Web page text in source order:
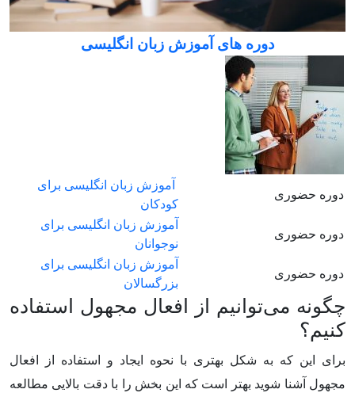
دوره های آموزش زبان انگلیسی
دوره حضوری
آموزش زبان انگلیسی برای
کودکان
دوره حضوری
آموزش زبان انگلیسی برای
نوجوانان
دوره حضوری
آموزش زبان انگلیسی برای
بزرگسالان
چگونه می‌توانیم از افعال مجهول استفاده
کنیم؟
برای این که به شکل بهتری با نحوه ایجاد و استفاده از افعال
مجهول آشنا شوید بهتر است که این بخش را با دقت بالایی مطالعه